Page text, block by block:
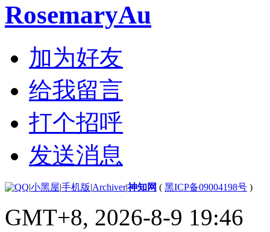
RosemaryAu
加为好友
给我留言
打个招呼
发送消息
|小黑屋|手机版|Archiver|神知网 ( 黑ICP备09004198号 )
GMT+8, 2026-8-9 19:46